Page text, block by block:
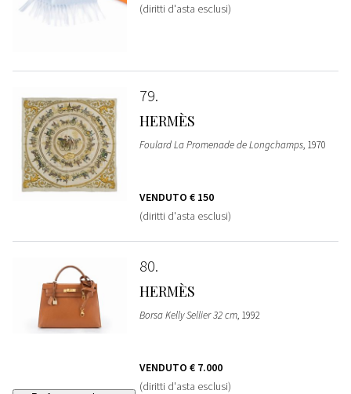
(diritti d'asta esclusi)
79
HERMÈS
Foulard La Promenade de Longchamps, 1970
VENDUTO € 150
(diritti d'asta esclusi)
80
HERMÈS
Borsa Kelly Sellier 32 cm, 1992
VENDUTO € 7.000
(diritti d'asta esclusi)